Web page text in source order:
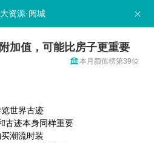
资源·阅城
加值，可能比房子更重要
本月颜值榜第39位
世界古迹
古迹本身同样重要
买潮流时装